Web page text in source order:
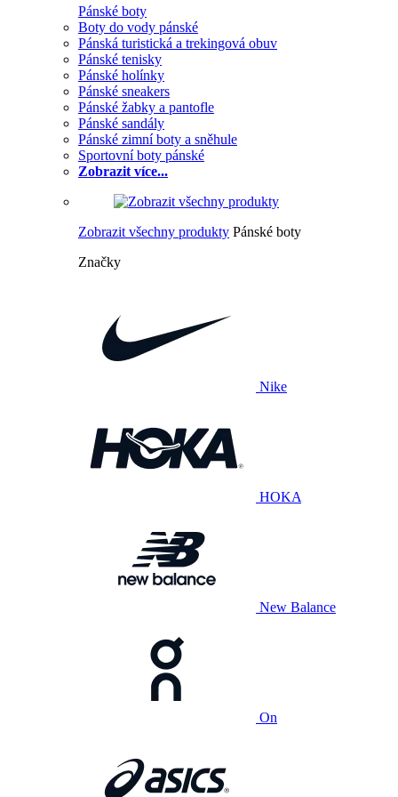
Pánské boty
Boty do vody pánské
Pánská turistická a trekingová obuv
Pánské tenisky
Pánské holínky
Pánské sneakers
Pánské žabky a pantofle
Pánské sandály
Pánské zimní boty a sněhule
Sportovní boty pánské
Zobrazit více...
Zobrazit všechny produkty Pánské boty
Značky
Nike
HOKA
New Balance
On